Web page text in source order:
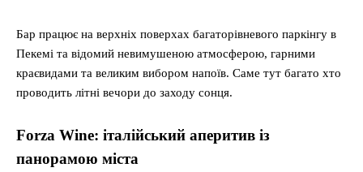
Бар працює на верхніх поверхах багаторівневого паркінгу в
Пекемі та відомий невимушеною атмосферою, гарними
краєвидами та великим вибором напоїв. Саме тут багато хто
проводить літні вечори до заходу сонця.
Forza Wine: італійський аперитив із
панорамою міста